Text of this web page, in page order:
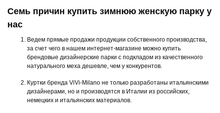
Семь причин купить зимнюю женскую парку у
нас
Ведем прямые продажи продукции собственного производства,
за счет чего в нашем интернет-магазине можно купить
брендовые дизайнерские парки с подкладом из качественного
натурального меха дешевле, чем у конкурентов.
Куртки бренда ViVi-Milano не только разработаны итальянскими
дизайнерами, но и производятся в Италии из российских,
немецких и итальянских материалов.